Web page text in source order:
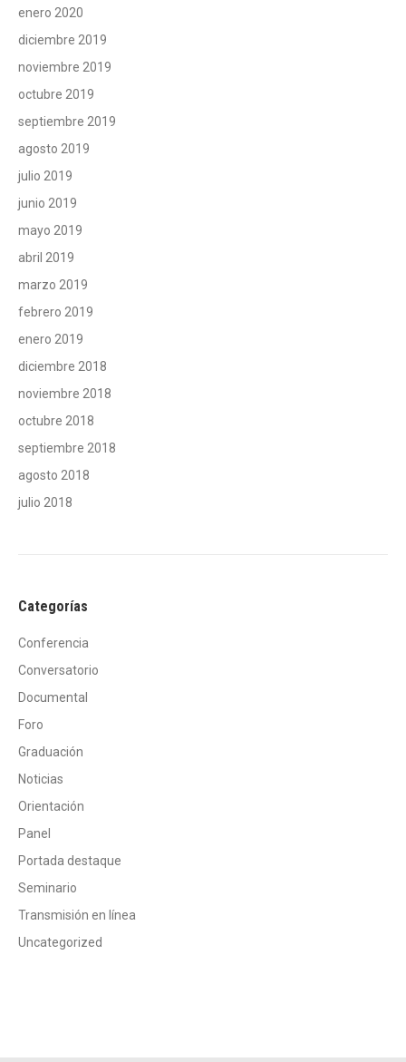
enero 2020
diciembre 2019
noviembre 2019
octubre 2019
septiembre 2019
agosto 2019
julio 2019
junio 2019
mayo 2019
abril 2019
marzo 2019
febrero 2019
enero 2019
diciembre 2018
noviembre 2018
octubre 2018
septiembre 2018
agosto 2018
julio 2018
Categorías
Conferencia
Conversatorio
Documental
Foro
Graduación
Noticias
Orientación
Panel
Portada destaque
Seminario
Transmisión en línea
Uncategorized